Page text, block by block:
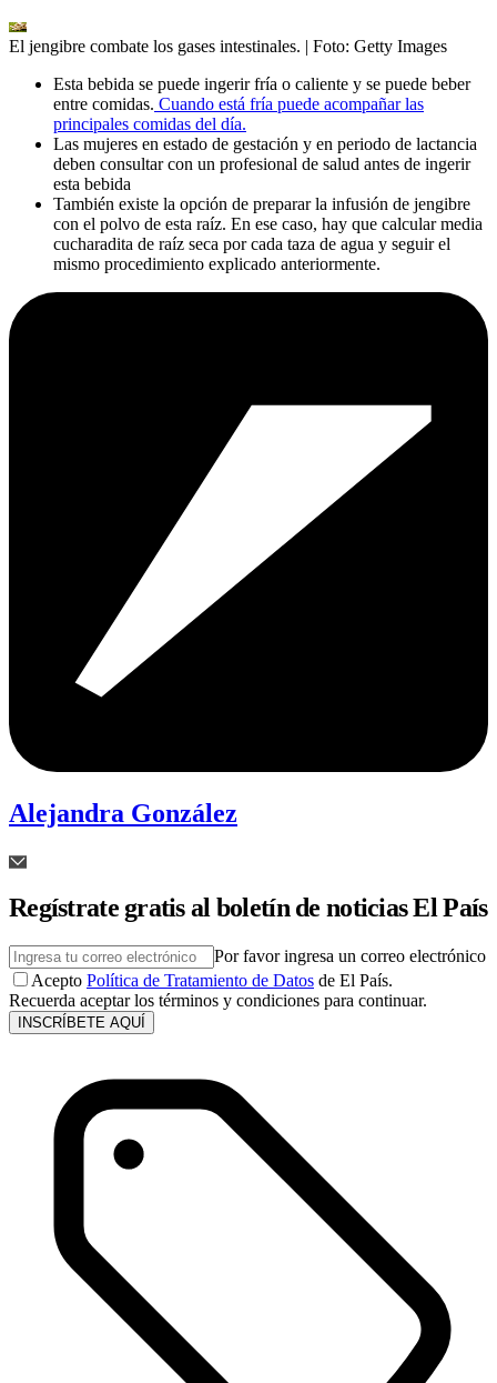
El jengibre combate los gases intestinales. | Foto: Getty Images
Esta bebida se puede ingerir fría o caliente y se puede beber
entre comidas. Cuando está fría puede acompañar las
principales comidas del día.
Las mujeres en estado de gestación y en periodo de lactancia
deben consultar con un profesional de salud antes de ingerir
esta bebida
También existe la opción de preparar la infusión de jengibre
con el polvo de esta raíz. En ese caso, hay que calcular media
cucharadita de raíz seca por cada taza de agua y seguir el
mismo procedimiento explicado anteriormente.
Alejandra González
Regístrate gratis al boletín de noticias El País
Por favor ingresa un correo electrónico
Acepto Política de Tratamiento de Datos de El País.
Recuerda aceptar los términos y condiciones para continuar.
INSCRÍBETE AQUÍ